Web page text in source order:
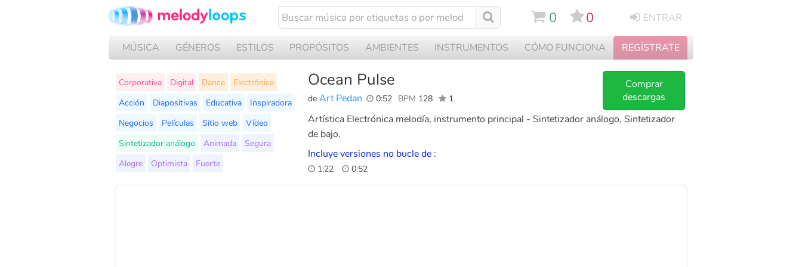
0 0 ENTRAR
MÚSICA GÉNEROS ESTILOS PROPÓSITOS AMBIENTES INSTRUMENTOS CÓMO FUNCIONA REGÍSTRATE
Ocean Pulse
de Art Pedan 0:52 BPM 128 1
Comprar
descargas
Corporativa Digital Dance
Electrónica
Acción
Diapositivas Educativa
Inspiradora
Negocios
Películas Sitio web
Vídeo
Sintetizador análogo
Animada
Segura
Alegre
Optimista Fuerte
Artística Electrónica melodía, instrumento principal - Sintetizador análogo, Sintetizador
de bajo.
Incluye versiones no bucle de :
1:22 0:52